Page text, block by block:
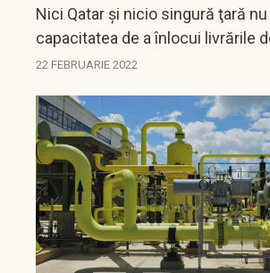
Nici Qatar şi nicio singură ţară nu
capacitatea de a înlocui livrările
ruseşti către Europa cu gaze
conflictului dintre...
22 FEBRUARIE 2022